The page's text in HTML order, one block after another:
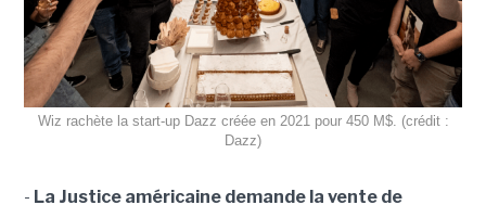
Wiz rachète la start-up Dazz créée en 2021 pour 450 M$. (crédit :
Dazz)
- La Justice américaine demande la vente de